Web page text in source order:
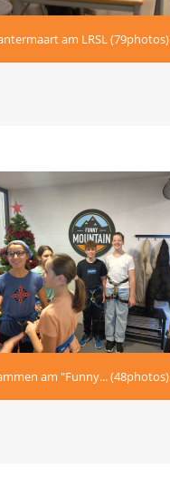
am LRSL (79photos)
am "Funny... (48photos)